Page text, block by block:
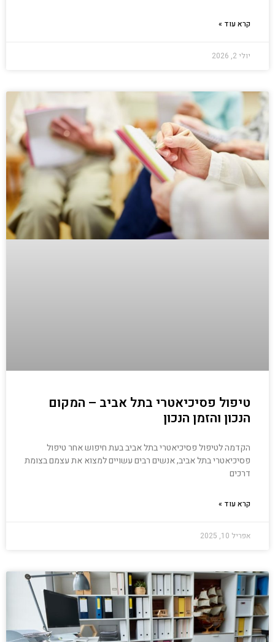
קרא עוד »
יולי 2, 2026
טיפול פסיכיאטרי בתל אביב – המקום
הנכון והזמן הנכון
הקדמה לטיפול פסיכיאטרי בתל אביב בעת חיפוש אחר טיפול
פסיכיאטרי בתל אביב, אנשים רבים עשויים למצוא את עצמם בצומת
דרכים
קרא עוד »
אפריל 10, 2025